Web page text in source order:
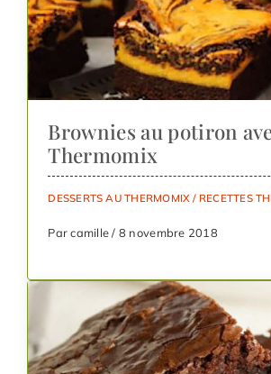
Brownies au potiron
Thermomix
DESSERTS AU THERMOMIX / RECETTES
Par camille / 8 novembre 2018